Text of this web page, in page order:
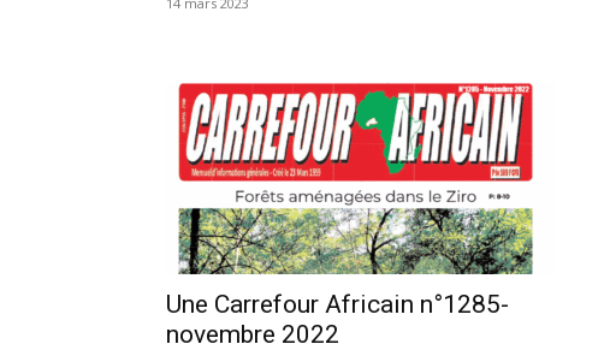
Une Carrefour Africain n°1285-
novembre 2022